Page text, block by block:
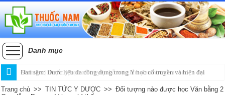
Danh mục
Những vị thuốc y học cổ truyền hỗ trợ giảm đau họng an toàn
Đan sâm: Dược liệu đa công dụng trong Y học cổ truyền và hiện đại
Trang chủ >> TIN TỨC Y DƯỢC >> Đối tượng nào được học Văn bằng 2